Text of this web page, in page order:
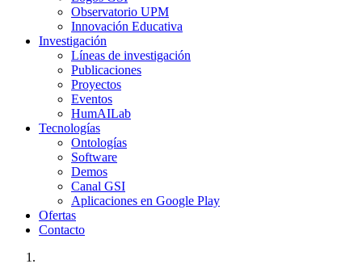
Observatorio UPM
Innovación Educativa
Investigación
Líneas de investigación
Publicaciones
Proyectos
Eventos
HumAILab
Tecnologías
Ontologías
Software
Demos
Canal GSI
Aplicaciones en Google Play
Ofertas
Contacto